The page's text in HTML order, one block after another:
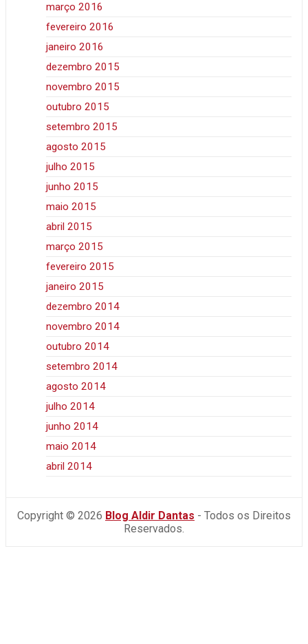
março 2016
fevereiro 2016
janeiro 2016
dezembro 2015
novembro 2015
outubro 2015
setembro 2015
agosto 2015
julho 2015
junho 2015
maio 2015
abril 2015
março 2015
fevereiro 2015
janeiro 2015
dezembro 2014
novembro 2014
outubro 2014
setembro 2014
agosto 2014
julho 2014
junho 2014
maio 2014
abril 2014
Copyright © 2026 Blog Aldir Dantas - Todos os Direitos
Reservados.